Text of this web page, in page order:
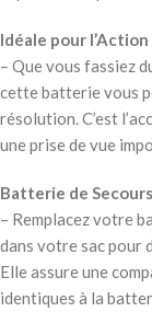
Idéale pour l’Action
– Que vous fassiez
cette batterie vous
résolution. C’est
une prise de vue
Batterie de
– Remplacez votre
dans votre sac pour
Elle assure une
identiques à la